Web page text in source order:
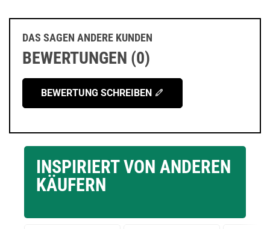
DAS SAGEN ANDERE KUNDEN
BEWERTUNGEN (0)
BEWERTUNG SCHREIBEN
INSPIRIERT VON ANDEREN
KÄUFERN